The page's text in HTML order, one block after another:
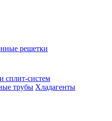
решетки
сплит-систем
трубы Хладагенты